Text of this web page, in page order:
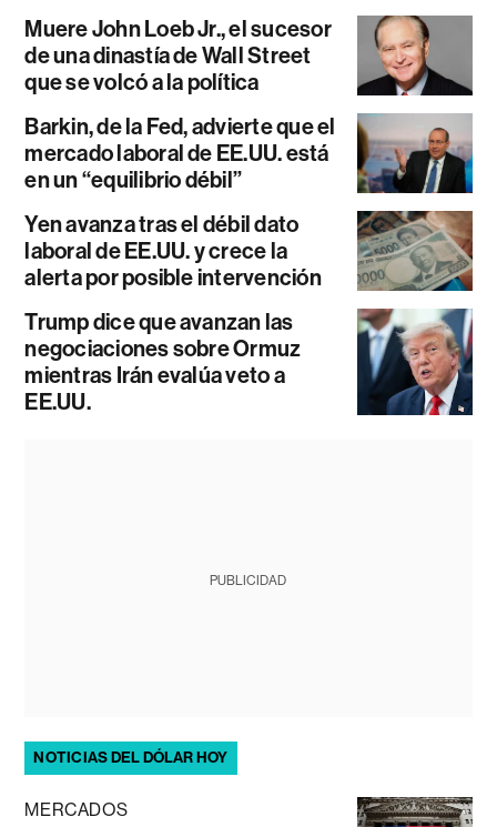
Muere John Loeb Jr., el sucesor
de una dinastía de Wall Street
que se volcó a la política
Barkin, de la Fed, advierte que el
mercado laboral de EE.UU. está
en un “equilibrio débil”
Yen avanza tras el débil dato
laboral de EE.UU. y crece la
alerta por posible intervención
Trump dice que avanzan las
negociaciones sobre Ormuz
mientras Irán evalúa veto a
EE.UU.
PUBLICIDAD
NOTICIAS DEL DÓLAR HOY
MERCADOS